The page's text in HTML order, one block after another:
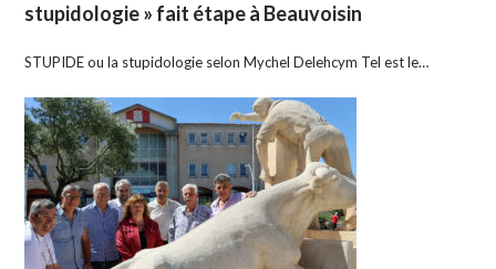
stupidologie » fait étape à Beauvoisin
STUPIDE ou la stupidologie selon Mychel Delehcym Tel est le…